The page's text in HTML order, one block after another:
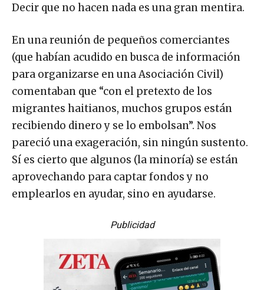
Decir que no hacen nada es una gran mentira.
En una reunión de pequeños comerciantes
(que habían acudido en busca de información
para organizarse en una Asociación Civil)
comentaban que “con el pretexto de los
migrantes haitianos, muchos grupos están
recibiendo dinero y se lo embolsan”. Nos
pareció una exageración, sin ningún sustento.
Sí es cierto que algunos (la minoría) se están
aprovechando para captar fondos y no
emplearlos en ayudar, sino en ayudarse.
Publicidad